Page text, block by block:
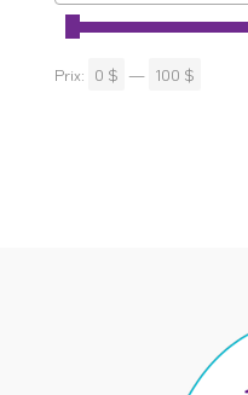
Prix: 0 $ — 100 $